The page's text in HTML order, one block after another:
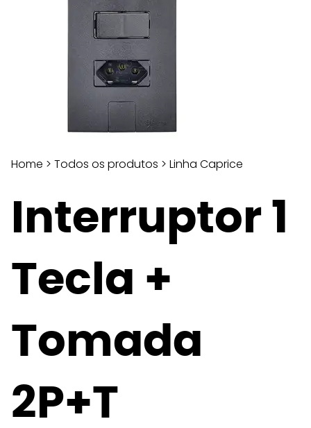
Home > Todos os produtos > Linha Caprice
Interruptor 1
Tecla +
Tomada
2P+T